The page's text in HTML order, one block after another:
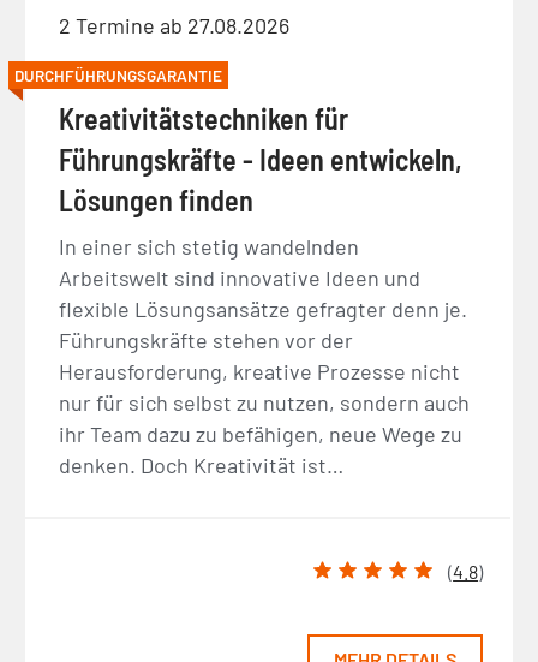
2 Termine ab 27.08.2026
DURCHFÜHRUNGSGARANTIE
Kreativitätstechniken für
Führungskräfte - Ideen entwickeln,
Lösungen finden
In einer sich stetig wandelnden
Arbeitswelt sind innovative Ideen und
flexible Lösungsansätze gefragter denn je.
Führungskräfte stehen vor der
Herausforderung, kreative Prozesse nicht
nur für sich selbst zu nutzen, sondern auch
ihr Team dazu zu befähigen, neue Wege zu
denken. Doch Kreativität ist…
(4.8)